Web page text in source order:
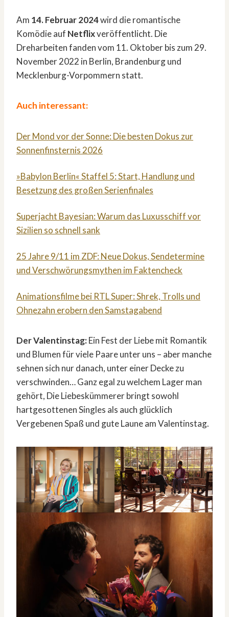
Am 14. Februar 2024wird die romantische
Komödie auf Netflixveröffentlicht. Die
Dreharbeiten fanden vom 11. Oktober bis zum 29.
November 2022 in Berlin, Brandenburg und
Mecklenburg-Vorpommern statt.
Auch interessant:
Der Mond vor der Sonne: Die besten Dokus zur
Sonnenfinsternis 2026
»Babylon Berlin« Staffel 5: Start, Handlung und
Besetzung des großen Serienfinales
Superjacht Bayesian: Warum das Luxusschiff vor
Sizilien so schnell sank
25 Jahre 9/11 im ZDF: Neue Dokus, Sendetermine
und Verschwörungsmythen im Faktencheck
Animationsfilme bei RTL Super: Shrek, Trolls und
Ohnezahn erobern den Samstagabend
Der Valentinstag:Ein Fest der Liebe mit Romantik
und Blumen für viele Paare unter uns – aber manche
sehnen sich nur danach, unter einer Decke zu
verschwinden… Ganz egal zu welchem Lager man
gehört, Die Liebeskümmerer bringt sowohl
hartgesottenen Singles als auch glücklich
Vergebenen Spaß und gute Laune am Valentinstag.